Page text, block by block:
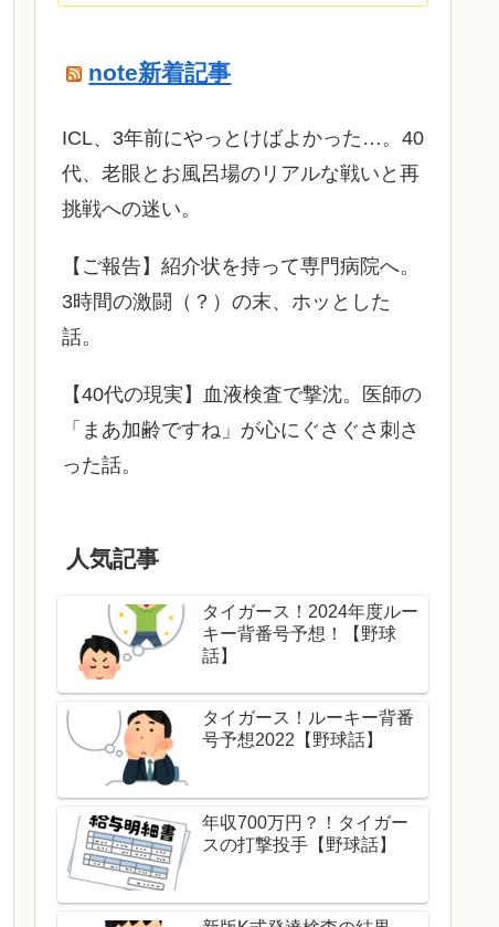
note新着記事
ICL、3年前にやっとけばよかった…。40
代、老眼とお風呂場のリアルな戦いと再
挑戦への迷い。
​【ご報告】紹介状を持って専門病院へ。
3時間の激闘（？）の末、ホッとした
話。
【40代の現実】血液検査で撃沈。医師の
「まあ加齢ですね」が心にぐさぐさ刺さ
った話。
人気記事
タイガース！2024年度ルー
キー背番号予想！【野球
話】
タイガース！ルーキー背番
号予想2022【野球話】
年収700万円？！タイガー
スの打撃投手【野球話】